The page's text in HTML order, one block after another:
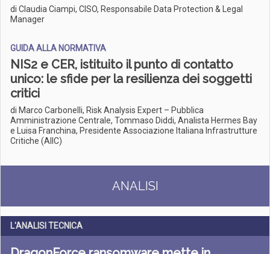
di Claudia Ciampi, CISO, Responsabile Data Protection & Legal
Manager
GUIDA ALLA NORMATIVA
NIS2 e CER, istituito il punto di contatto
unico: le sfide per la resilienza dei soggetti
critici
di Marco Carbonelli, Risk Analysis Expert – Pubblica
Amministrazione Centrale, Tommaso Diddi, Analista Hermes Bay
e Luisa Franchina, Presidente Associazione Italiana Infrastrutture
Critiche (AIIC)
ANALISI
L'ANALISI TECNICA